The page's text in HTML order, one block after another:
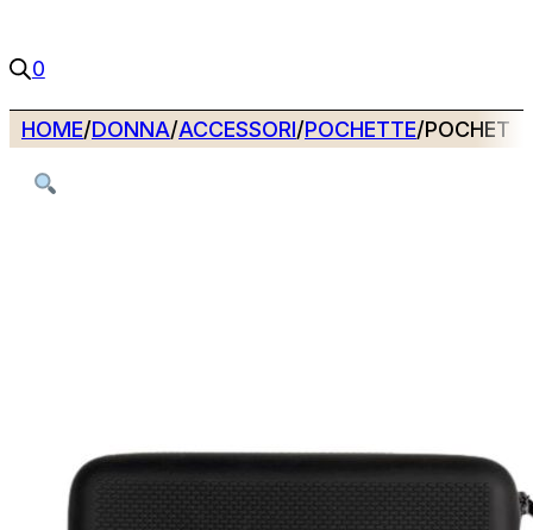
0
HOME/DONNA/ACCESSORI/POCHETTE/